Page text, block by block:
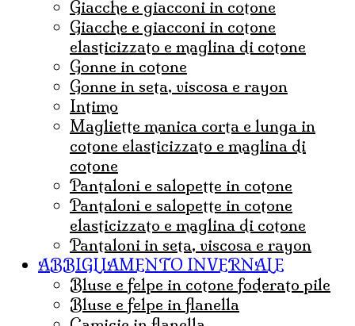
Giacche e giacconi in cotone
giacche e giacconi in cotone
elasticizzato e maglina di cotone
gonne in cotone
Gonne in seta, viscosa e rayon
Intimo
magliette manica corta e lunga in
cotone elasticizzato e maglina di
cotone
pantaloni e salopette in cotone
Pantaloni e salopette in cotone
elasticizzato e maglina di cotone
Pantaloni in seta, viscosa e rayon
ABBIGLIAMENTO INVERNALE
Bluse e felpe in cotone foderato pile
Bluse e felpe in flanella